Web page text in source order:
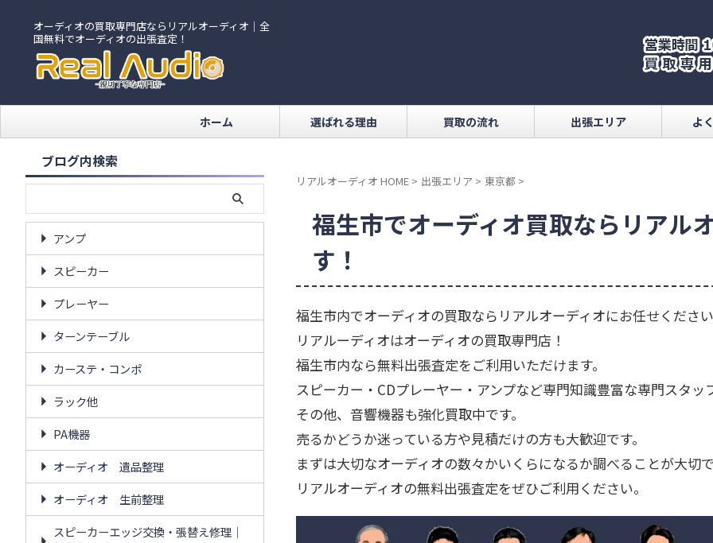
オーディオの買取専門店ならリアルオーディオ｜全
国無料でオーディオの出張査定！
ホーム 選ばれる理由 買取の流れ 出張エリア よ
リアルオーディオ HOME > 出張エリア > 東京都 >
福生市でオーディオ買取ならリアル
す！
福生市内でオーディオの買取ならリアルオーディオにお任せくださ
リアルーディオはオーディオの買取専門店！
福生市内なら無料出張査定をご利用いただけます。
スピーカー・CDプレーヤー・アンプなど専門知識豊富な専門スタッ
その他、音響機器も強化買取中です。
売るかどうか迷っている方や見積だけの方も大歓迎です。
まずは大切なオーディオの数々かいくらになるか調べることが大切
リアルオーディオの無料出張査定をぜひご利用ください。
ブログ内検索
アンプ
スピーカー
プレーヤー
ターンテーブル
カーステ・コンポ
ラック他
PA機器
オーディオ 遺品整理
オーディオ 生前整理
スピーカーエッジ交換・張替え修理｜